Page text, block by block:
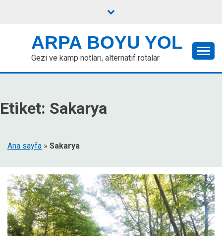
ARPA BOYU YOL
Gezi ve kamp notları, alternatif rotalar
Etiket: Sakarya
Ana sayfa » Sakarya